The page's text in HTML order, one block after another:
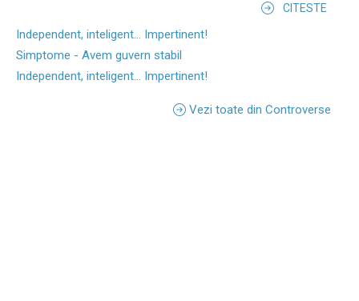
CITESTE
Independent, inteligent... Impertinent!
Simptome - Avem guvern stabil
Independent, inteligent... Impertinent!
Vezi toate din Controverse